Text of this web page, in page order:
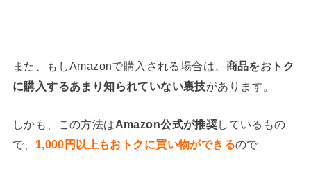
また、もしAmazonで購入される場合は、 商品をおトク
に購入するあまり知られていない裏技があります。
しかも、この方法はAmazon公式が推奨しているもの
で、 1,000円以上もおトクに買い物ができるので